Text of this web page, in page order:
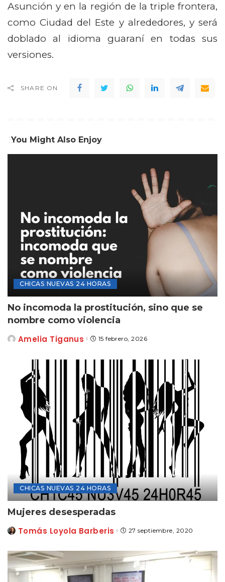
Asunción y en la región de la triple frontera,
como Ciudad del Este y alrededores, y será
doblado al idioma guaraní en todas sus
versiones.
SHARE ON
You Might Also Enjoy
CHICAS NUEVAS 24 HORAS
No incomoda la prostitución, sino que se
nombre como violencia
Posted
Amelia Tiganus 15 febrero, 2026
CHICAS NUEVAS 24 HORAS
Mujeres desesperadas
Posted
Tomás Loyola Barberis 27 septiembre, 2020